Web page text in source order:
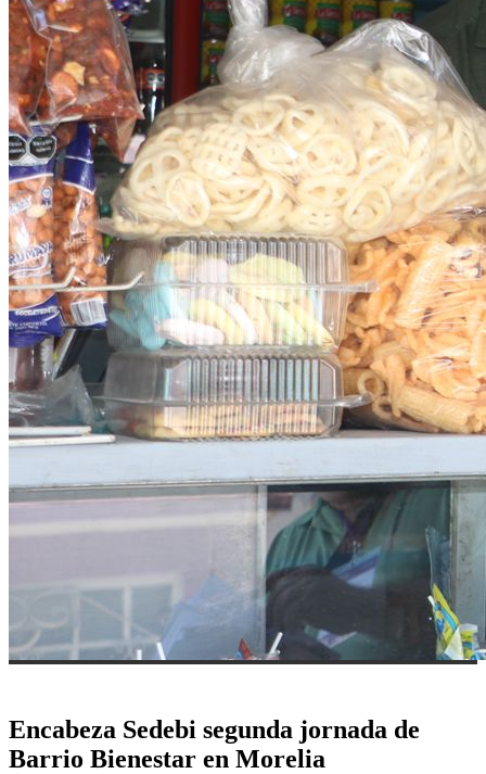
Encabeza Sedebi segunda jornada de
Barrio Bienestar en Morelia